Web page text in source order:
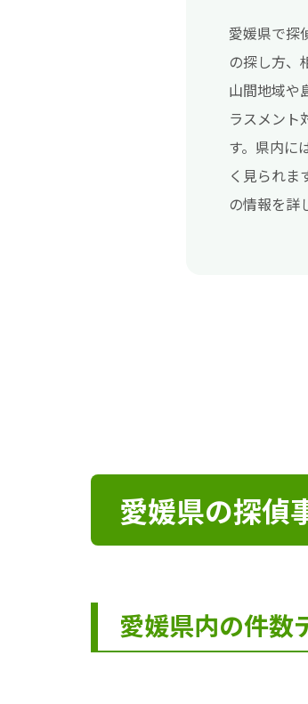
愛媛県で探
の探し方、
山間地域や
ラスメント
す。県内に
く見られま
の情報を詳
愛媛県の探偵
愛媛県内の件数